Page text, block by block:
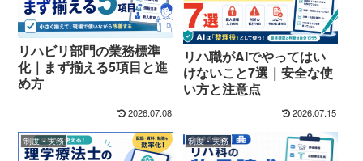
リハビリ部門の業務標準
化｜まず揃える5項目と進
め方
2026.07.08
リハ職がAIでやってはい
けないこと7選｜安全な使
い方と注意点
2026.07.15
制度・実務 制度・実務